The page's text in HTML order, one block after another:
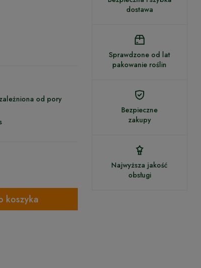
od pory
koszyka
dostawa
Sprawdzone od lat
pakowanie roślin
Bezpieczne
zakupy
Najwyższa jakość
obsługi